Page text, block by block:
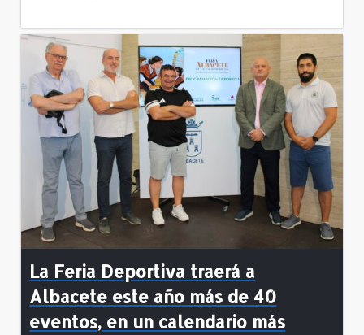
La Feria Deportiva traerá a
Albacete este año más de 40
eventos, en un calendario más